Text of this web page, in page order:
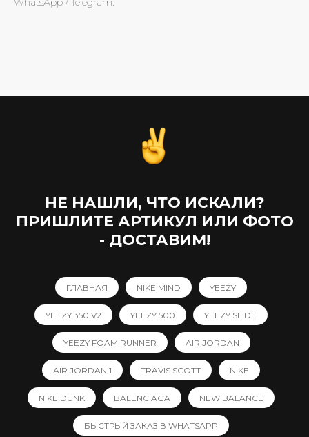
НЕ НАШЛИ, ЧТО ИСКАЛИ?
ПРИШЛИТЕ АРТИКУЛ ИЛИ ФОТО
- ДОСТАВИМ!
ГЛАВНАЯ NIKE MIND YEEZY
YEEZY 350 V2 YEEZY 500 YEEZY SLIDE
YEEZY FOAM RUNNER AIR JORDAN
AIR JORDAN 1 TRAVIS SCOTT NIKE
NIKE DUNK BALENCIAGA NEW BALANCE
БЫСТРЫЙ ЗАКАЗ В WHATSAPP